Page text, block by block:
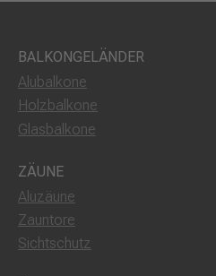
BALKONGELÄNDER
Alubalkone
Holzbalkone
Glasbalkone
ZÄUNE
Aluzäune
Zauntore
Sichtschutz